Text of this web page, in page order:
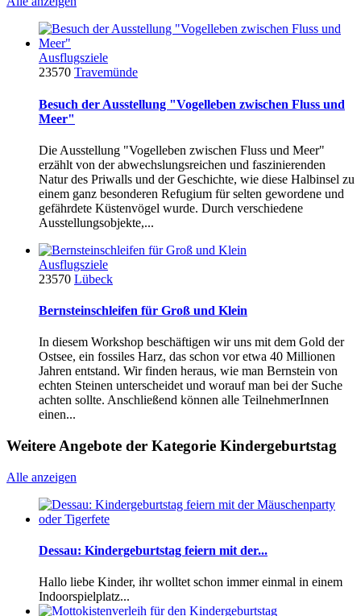
Ausflugsziele
23570 Travemünde
Besuch der Ausstellung "Vogelleben zwischen Fluss und
Meer"
Die Ausstellung "Vogelleben zwischen Fluss und Meer"
erzählt von der abwechslungsreichen und faszinierenden
Natur des Priwalls und der Geschichte, wie diese Halbinsel zu
einem ganz besonderen Refugium für selten gewordene und
gefährdete Küstenvögel wurde. Durch verschiedene
Ausstellungsobjekte,...
Ausflugsziele
23570 Lübeck
Bernsteinschleifen für Groß und Klein
In diesem Workshop beschäftigen wir uns mit dem Gold der
Ostsee, ein fossiles Harz, das schon vor etwa 40 Millionen
Jahren entstand. Wir finden heraus, wie man Bernstein von
echten Steinen unterscheidet und worauf man bei der Suche
achten sollte. Anschließend können alle TeilnehmerInnen
einen...
Weitere Angebote der Kategorie Kindergeburtstag
Alle anzeigen
Dessau: Kindergeburtstag feiern mit der...
Hallo liebe Kinder, ihr wolltet schon immer einmal in einem
Indoorspielplatz...